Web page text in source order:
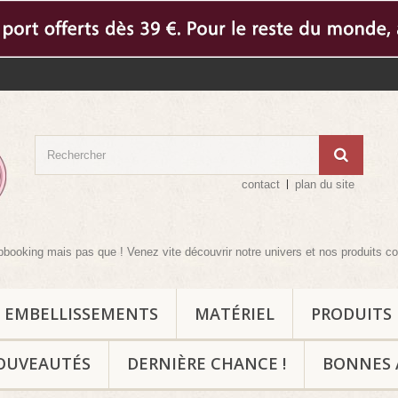
contact plan du site
pas que ! Venez vite découvrir notre univers et nos produits
EMBELLISSEMENTS MATÉRIEL PRODUITS
DERNIÈRE CHANCE ! BONNES